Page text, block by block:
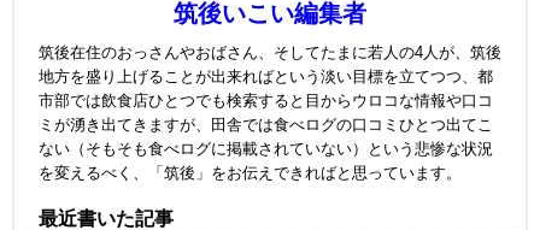
筑後いこい編集者
筑後在住のおっさんやおばさん、そしてたまに若人の4人が、筑後
地方を盛り上げることが出来ればという淡い目標を立てつつ、都
市部では飲食店ひとつでも検索すると目からウロコな情報や口コ
ミが湧き出てきますが、田舎では食べログの口コミひとつ出てこ
ない（そもそも食べログに掲載されていない）という悲惨な状況
を変えるべく、「筑後」をお伝えできればと思っています。
最近書いた記事